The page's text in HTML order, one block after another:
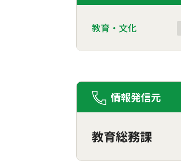
教育・文化
情報発信元
教育総務課